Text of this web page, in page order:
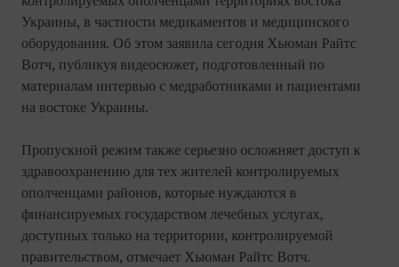
Украины, в частности медикаментов и медицинского
оборудования. Об этом заявила сегодня Хьюман Райтс
Вотч, публикуя видеосюжет, подготовленный по
материалам интервью с медработниками и пациентами
на востоке Украины.
Пропускной режим также серьезно осложняет доступ к
здравоохранению для тех жителей контролируемых
ополченцами районов, которые нуждаются в
финансируемых государством лечебных услугах,
доступных только на территории, контролируемой
правительством, отмечает Хьюман Райтс Вотч.